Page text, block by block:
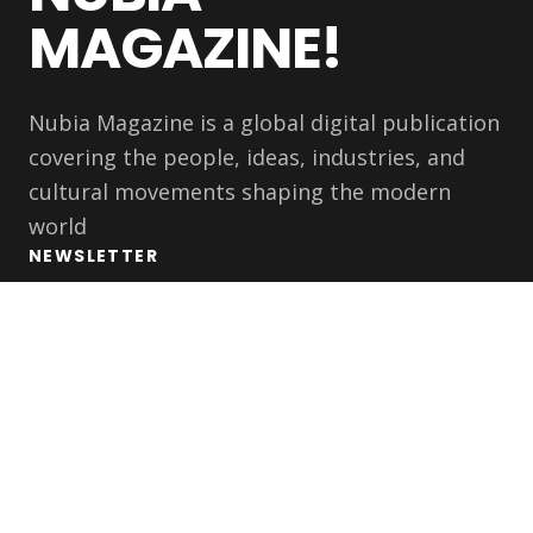
MAGAZINE!
Nubia Magazine is a global digital publication
covering the people, ideas, industries, and
cultural movements shaping the modern
world
NEWSLETTER